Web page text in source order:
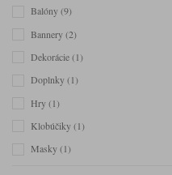
Balóny(9)
Bannery(2)
Dekorácie(1)
Doplnky(1)
Hry(1)
Klobúčiky(1)
Masky(1)